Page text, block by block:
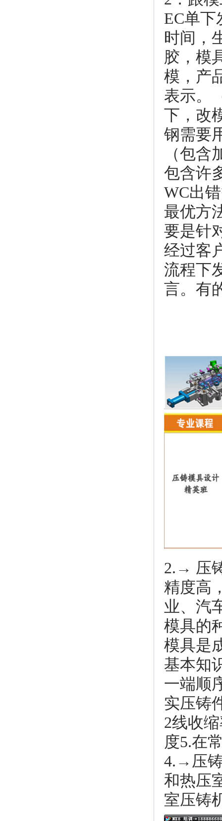
EC单
时间，
胶，模
模，产
表示。
下，改
钢需要
（包
包含许
WC出
最优方
要是针
经过客
流程下
言。有
2.→ 压
精度高
业、汽
模具的
模具是
基本知
一端顺
实压铸
2线收
度5.在
4.→压
和热压
室压铸